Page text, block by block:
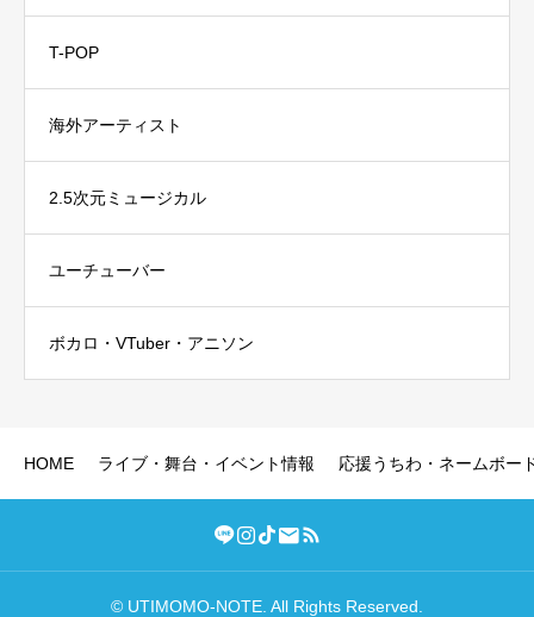
T-POP
海外アーティスト
2.5次元ミュージカル
ユーチューバー
ボカロ・VTuber・アニソン
HOME ライブ・舞台・イベント情報 応援うちわ・ネームボー
© UTIMOMO-NOTE. All Rights Reserved.